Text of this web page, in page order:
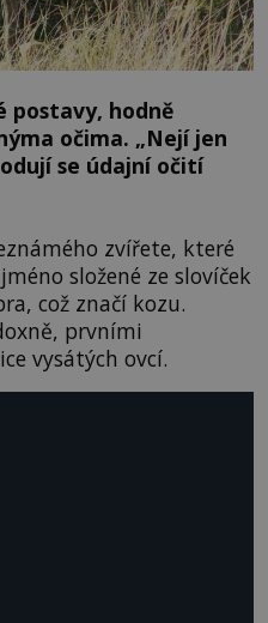
postavy, hodně
očima. „Nejí jen
se údajní očití
zvířete, které
složené ze slovíček
což značí kozu.
prvními
vysátých ovcí.